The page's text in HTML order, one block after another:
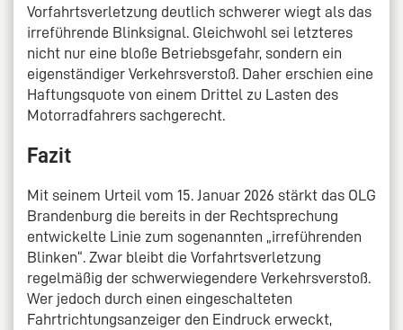
Vorfahrtsverletzung deutlich schwerer wiegt als das
irreführende Blinksignal. Gleichwohl sei letzteres
nicht nur eine bloße Betriebsgefahr, sondern ein
eigenständiger Verkehrsverstoß. Daher erschien eine
Haftungsquote von einem Drittel zu Lasten des
Motorradfahrers sachgerecht.
Fazit
Mit seinem Urteil vom 15. Januar 2026 stärkt das OLG
Brandenburg die bereits in der Rechtsprechung
entwickelte Linie zum sogenannten „irreführenden
Blinken“. Zwar bleibt die Vorfahrtsverletzung
regelmäßig der schwerwiegendere Verkehrsverstoß.
Wer jedoch durch einen eingeschalteten
Fahrtrichtungsanzeiger den Eindruck erweckt,